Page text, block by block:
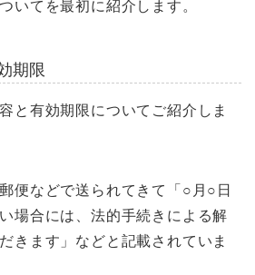
いてを最初に紹介します。
期限
と有効期限についてご紹介しま
便などで送られてきて「○月○日
場合には、法的手続きによる解
きます」などと記載されていま